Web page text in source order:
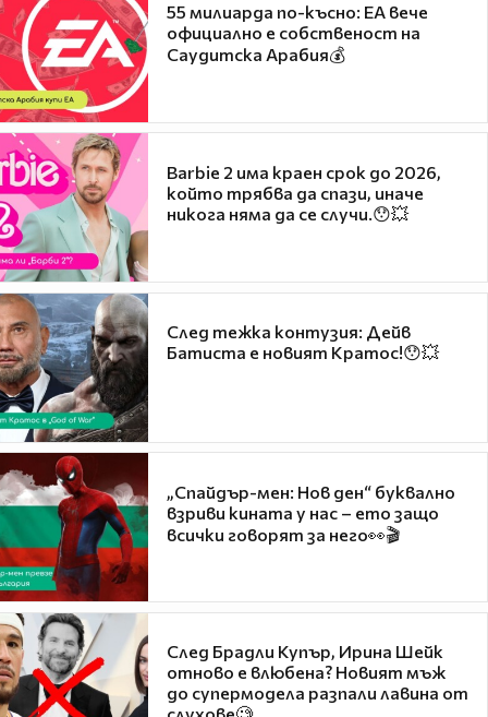
55 милиарда по-късно: EA вече
официално е собственост на
Саудитска Арабия💰
Barbie 2 има краен срок до 2026,
който трябва да спази, иначе
никога няма да се случи.😯💥
След тежка контузия: Дейв
Батиста е новият Кратос!😯💥
„Спайдър-мен: Нов ден“ буквално
взриви кината у нас – ето защо
всички говорят за него👀🎬
След Брадли Купър, Ирина Шейк
отново е влюбена? Новият мъж
до супермодела разпали лавина от